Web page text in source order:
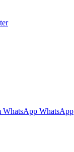
WhatsApp WhatsApp